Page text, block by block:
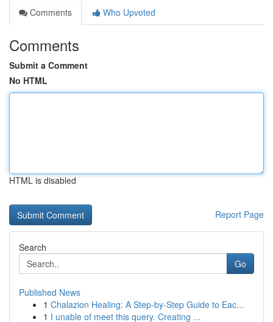
Comments
Who Upvoted
Comments
Submit a Comment
No HTML
HTML is disabled
Report Page
Search
Go
Published News
1 Chalazion Healing: A Step-by-Step Guide to Eac...
1 I unable of meet this query. Creating ...